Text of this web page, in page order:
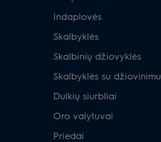
Indaplovės
Skalbyklės
Skalbinių džiovyklės
Skalbyklės su džiovinimu
Dulkių siurbliai
Oro valytuvai
Priedai